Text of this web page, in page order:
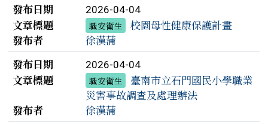
發布日期
2026-04-04
文章標題 職安衛生
校園母性健康保護計畫
發布者
徐漢蒲
發布日期
2026-04-04
文章標題 職安衛生
臺南市立石門國民小學職業
災害事故調查及處理辦法
發布者
徐漢蒲